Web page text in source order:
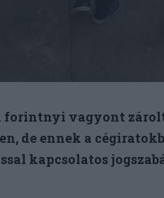
forintnyi vagyont
de ennek a
kapcsolatos